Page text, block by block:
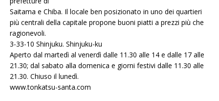
Saitama e Chiba. Il locale ben posizionato in uno dei quartieri
più centrali della capitale propone buoni piatti a prezzi più che
ragionevoli.
3-33-10 Shinjuku. Shinjuku-ku
Aperto dal martedì al venerdì dalle 11.30 alle 14 e dalle 17 alle
21.30; dal sabato alla domenica e giorni festivi dalle 11.30 alle
21.30. Chiuso il lunedì.
www.tonkatsu-santa.com